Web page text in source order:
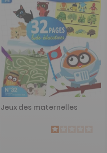
Jeux des maternelles